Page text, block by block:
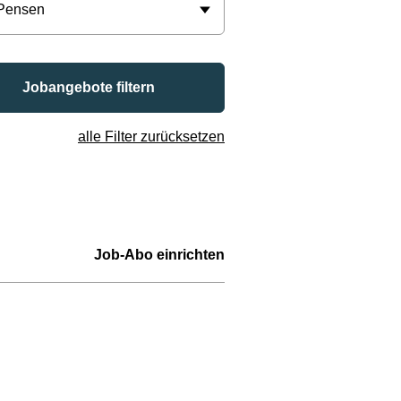
Jobangebote filtern
alle Filter zurücksetzen
Job-Abo einrichten